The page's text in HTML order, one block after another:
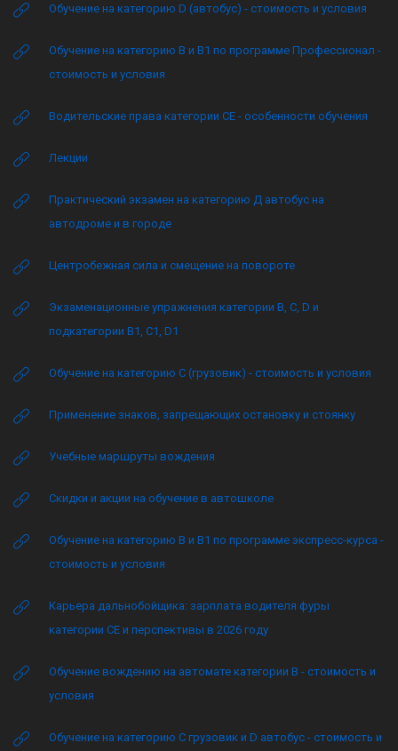
Обучение на категорию D (автобус) - стоимость и условия
Обучение на категорию B и B1 по программе Профессионал -
стоимость и условия
Водительские права категории CE - особенности обучения
Лекции
Практический экзамен на категорию Д автобус на
автодроме и в городе
Центробежная сила и смещение на повороте
Экзаменационные упражнения категории B, C, D и
подкатегории B1, C1, D1
Обучение на категорию C (грузовик) - стоимость и условия
Применение знаков, запрещающих остановку и стоянку
Учебные маршруты вождения
Скидки и акции на обучение в автошколе
Обучение на категорию B и B1 по программе экспресс-курса -
стоимость и условия
Карьера дальнобойщика: зарплата водителя фуры
категории CE и перспективы в 2026 году
Обучение вождению на автомате категории B - стоимость и
условия
Обучение на категорию C грузовик и D автобус - стоимость и